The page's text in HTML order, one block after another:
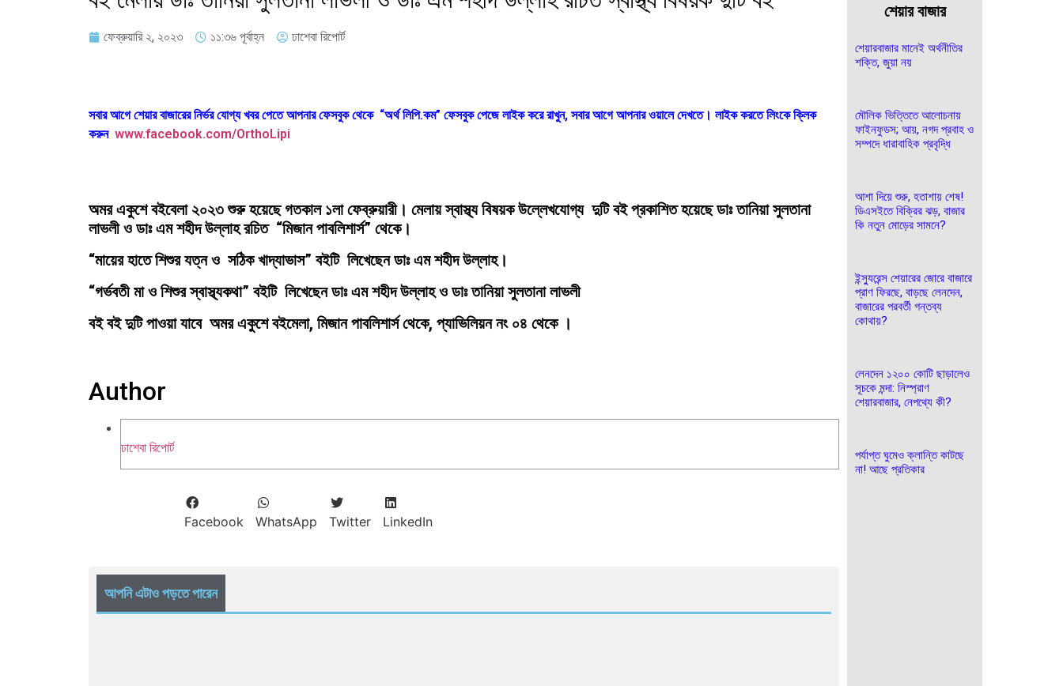
ফেব্রুয়ারি ২, ২০২৩ ১১:৩৬ পূর্বাহ্ন ঢাশেবা রিপোর্ট
সবার আগে শেয়ার বাজারের নির্ভর যোগ্য খবর পেতে আপনার ফেসবুক থেকে “অর্থ লিপি.কম” ফেসবুক পেজে লাইক করে রাখুন, সবার আগে আপনার ওয়ালে দেখতে। লাইক করতে লিংকে ক্লিক
করুন www.facebook.com/OrthoLipi
অমর একুশে বইবেলা ২০২৩ শুরু হয়েছে গতকাল ১লা ফেব্রুয়ারী। মেলায় স্বাস্থ্য বিষয়ক উল্লেখযোগ্য দুটি বই প্রকাশিত হয়েছে ডাঃ তানিয়া সুলতানা
লাভলী ও ডাঃ এম শহীদ উল্লাহ রচিত “মিজান পাবলিশার্স” থেকে।
“মায়ের হাতে শিশুর যত্ন ও সঠিক খাদ্যাভাস” বইটি লিখেছেন ডাঃ এম শহীদ উল্লাহ।
“গর্ভবতী মা ও শিশুর স্বাস্থ্যকথা” বইটি লিখেছেন ডাঃ এম শহীদ উল্লাহ ও ডাঃ তানিয়া সুলতানা লাভলী
বই বই দুটি পাওয়া যাবে অমর একুশে বইমেলা, মিজান পাবলিশার্স থেকে, প্যাভিলিয়ন নং ০৪ থেকে ।
Author
ঢাশেবা রিপোর্ট
Facebook WhatsApp Twitter LinkedIn
আপনি এটাও পড়তে পারেন
শেয়ার বাজার
শেয়ারবাজার মানেই অর্থনীতির
শক্তি, জুয়া নয়
মৌলিক ভিত্তিতে আলোচনায়
ফাইনফুডস; আয়, নগদ প্রবাহ ও
সম্পদে ধারাবাহিক প্রবৃদ্ধি
আশা দিয়ে শুরু, হতাশায় শেষ!
ডিএসইতে বিক্রির ঝড়, বাজার
কি নতুন মোড়ের সামনে?
ইন্স্যুরেন্স শেয়ারের জোরে বাজারে
প্রাণ ফিরছে, বাড়ছে লেনদেন,
বাজারের পরবর্তী গন্তব্য
কোথায়?
লেনদেন ১২০০ কোটি ছাড়ালেও
সূচকে মন্দা: নিস্প্রাণ
শেয়ারবাজার, নেপথ্যে কী?
পর্যাপ্ত ঘুমেও ক্লান্তি কাটছে
না! আছে প্রতিকার